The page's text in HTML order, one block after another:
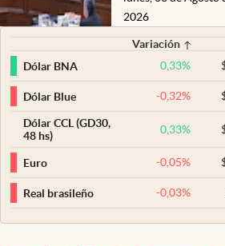
2026
Variación
Dólar BNA
0,33%
Dólar Blue -0,32%
Dólar CCL (GD30,
48 hs)
0,33%
Euro -0,05%
Real brasileño -0,03%